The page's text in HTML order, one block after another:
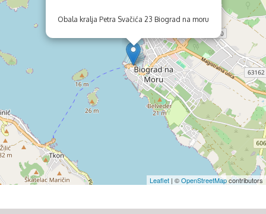
Obala kralja Petra Svačića 23 Biograd na moru
Leaflet | ©OpenStreetMapcontributors